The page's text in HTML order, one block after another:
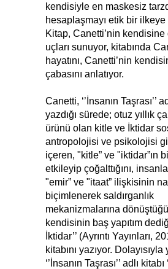
kendisiyle en maskesiz
hesaplaşmayı etik bir
Kitap, Canetti’nin
uçları sunuyor, kitabında
hayatını, Canetti’nin
çabasını anlatıyor.
Canetti, ‘’İnsanın Taşrası’’
yazdığı sürede; otuz yıllık
ürünü olan kitle ve İktidar
antropolojisi ve psikolojisi
içeren, "kitle” ve "iktidar”ın
etkileyip çoğalttığını,
"emir” ve "itaat” ilişkisinin
biçimlenerek saldırganlık
mekanizmalarına
kendisinin baş yapıtım
İktidar’’ (Ayrıntı Yayınları,
kitabını yazıyor. Dolayısıyla
‘’İnsanın Taşrası’’ adlı